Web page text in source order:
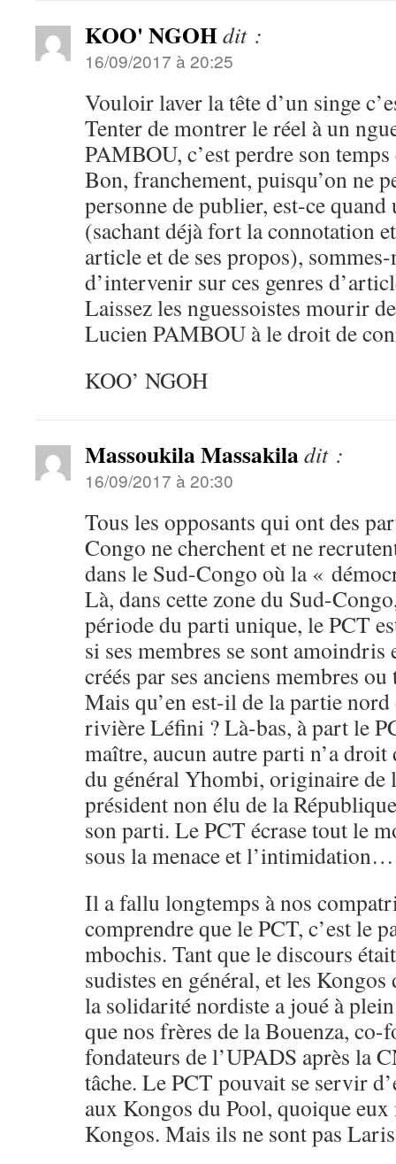
KOO' NGOHdit :
16/09/2017 à 20:25
Vouloir laver la tête d’un singe
Tenter de montrer le réel à un
PAMBOU, c’est perdre son
Bon, franchement, puisqu’on ne
personne de publier, est-ce
(sachant déjà fort la connotation
article et de ses propos),
d’intervenir sur ces genres
Laissez les nguessoistes mourir
Lucien PAMBOU à le droit de
KOO’ NGOH
Massoukila Massakiladit :
16/09/2017 à 20:30
Tous les opposants qui ont des
Congo ne cherchent et ne
dans le Sud-Congo où la «
Là, dans cette zone du Sud-
période du parti unique, le PCT
si ses membres se sont amoindris
créés par ses anciens membres
Mais qu’en est-il de la partie
rivière Léfini ? Là-bas, à part le
maître, aucun autre parti n’a
du général Yhombi, originaire de
président non élu de la
son parti. Le PCT écrase tout le
sous la menace et
Il a fallu longtemps à nos
comprendre que le PCT, c’est le
mbochis. Tant que le discours
sudistes en général, et les
la solidarité nordiste a joué à
que nos frères de la Bouenza, co-
fondateurs de l’UPADS après la
tâche. Le PCT pouvait se servir
aux Kongos du Pool, quoique eux
Kongos. Mais ils ne sont pas